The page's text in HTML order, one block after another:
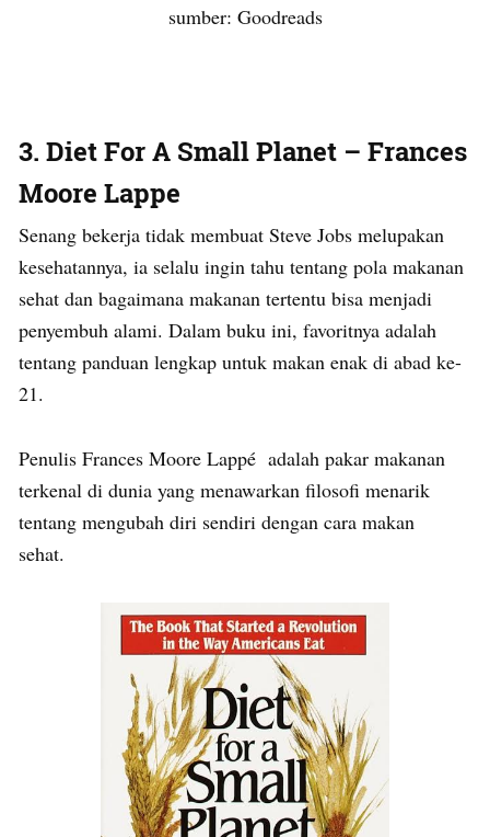
sumber: Goodreads
3. Diet For A Small Planet – Frances
Moore Lappe
Senang bekerja tidak membuat Steve Jobs melupakan
kesehatannya, ia selalu ingin tahu tentang pola makanan
sehat dan bagaimana makanan tertentu bisa menjadi
penyembuh alami. Dalam buku ini, favoritnya adalah
tentang panduan lengkap untuk makan enak di abad ke-
21.
Penulis Frances Moore Lappé adalah pakar makanan
terkenal di dunia yang menawarkan filosofi menarik
tentang mengubah diri sendiri dengan cara makan
sehat.